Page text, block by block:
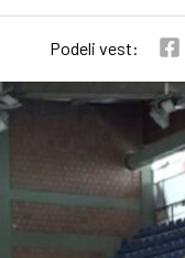
Podeli vest: